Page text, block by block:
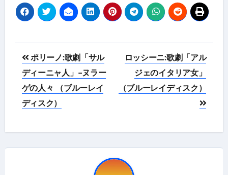
投
稿
ナ
ビ
ゲ
ポリーノ:歌劇「サル
ディーニャ人」-ヌラー
ゲの人々 （ブルーレイ
ディスク）
ロッシーニ:歌劇「アル
ジェのイタリア女」
（ブルーレイディスク）